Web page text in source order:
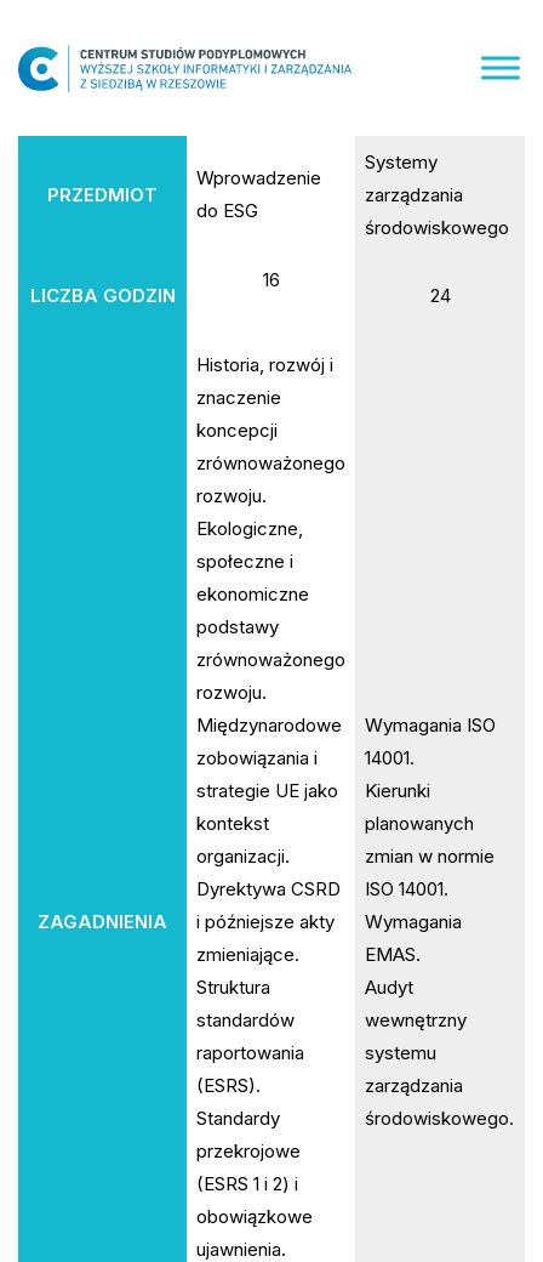
content
PRZEDMIOT
Wprowadzenie
do ESG
Systemy
zarządzania
środowiskowego
LICZBA GODZIN
16
24
ZAGADNIENIA
Historia, rozwój i
znaczenie
koncepcji
zrównoważonego
rozwoju.
Ekologiczne,
społeczne i
ekonomiczne
podstawy
zrównoważonego
rozwoju.
Międzynarodowe
zobowiązania i
strategie UE jako
kontekst
organizacji.
Dyrektywa CSRD
i późniejsze akty
zmieniające.
Struktura
standardów
raportowania
(ESRS).
Standardy
przekrojowe
(ESRS 1 i 2) i
obowiązkowe
ujawnienia.
Wymagania ISO
14001.
Kierunki
planowanych
zmian w normie
ISO 14001.
Wymagania
EMAS.
Audyt
wewnętrzny
systemu
zarządzania
środowiskowego.